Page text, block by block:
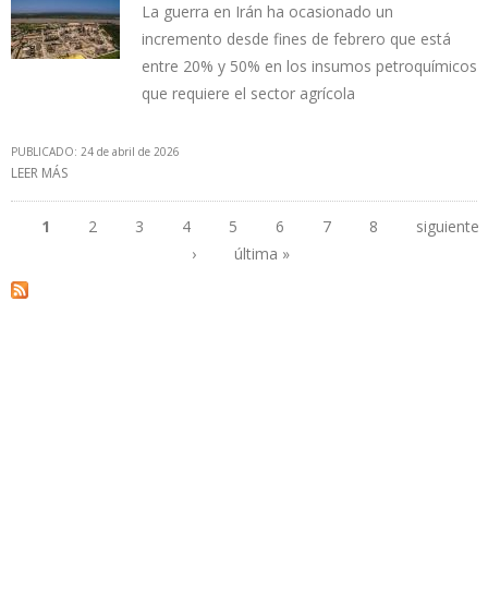
La guerra en Irán ha ocasionado un
incremento desde fines de febrero que está
entre 20% y 50% en los insumos petroquímicos
que requiere el sector agrícola
PUBLICADO: 24 de abril de 2026
LEER MÁS
Páginas
1 2 3 4 5 6 7 8
siguiente
›
última »